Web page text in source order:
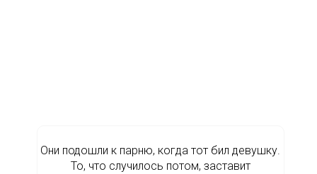
Они подошли к парню, когда тот бил девушку.
То, что случилось потом, заставит